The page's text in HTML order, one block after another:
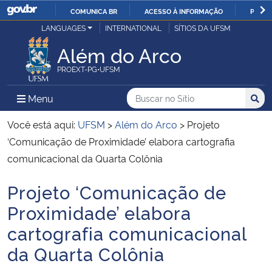
IR
O
COMUNICA BR ACESSO À INFORMAÇÃO
Ministério da Justiça e Segurança Pública
Ministério da Defesa
Ministério das Relações Exteriores
Ministério da Economia
Ministério da Infraestrutura
Ministério da Agricultura, Pecuária e Abastecimento
Ministério da Educação
LANGUAGES INTERNATIONAL SÍTIOS DA UFSM
Além do Arco
PROEXT-PG•UFSM
Menu Menu Principal do Sítio
Busca
Buscar no no Sítio
Busca:
Você está aqui: UFSM >Além do Arco > Projeto
‘Comunicação de Proximidade’ elabora cartografia
comunicacional da Quarta Colônia
Início do conteúdo
Projeto ‘Comunicação de
Proximidade’ elabora
cartografia comunicacional
da Quarta Colônia